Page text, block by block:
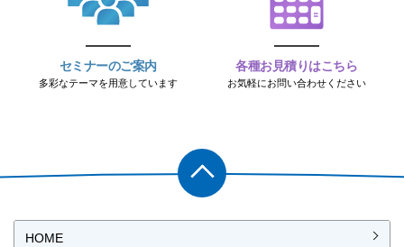
セミナーのご案内
多彩なテーマを用意しています
各種お見積りはこちら
お気軽にお問い合わせください
HOME